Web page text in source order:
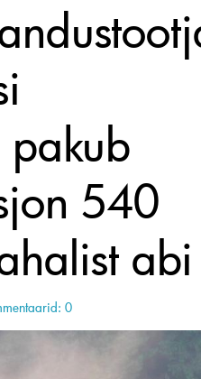
pakub
540
abi
0